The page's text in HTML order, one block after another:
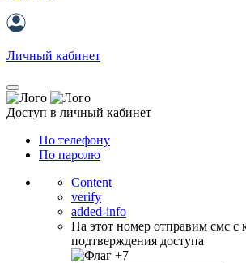
Личный кабинет
Доступ в личный кабинет
По телефону
По паролю
Content
verify
added-info
На этот номер отправим смс с
подтверждения доступа
+7